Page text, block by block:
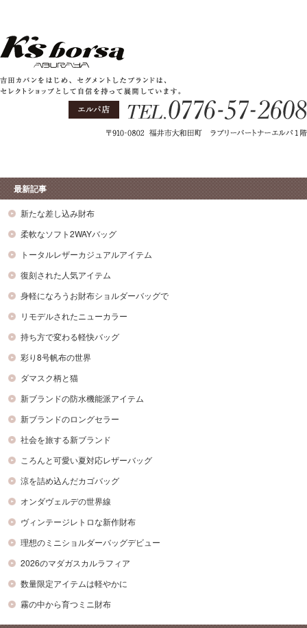
最新記事
新たな差し込み財布
柔軟なソフト2WAYバッグ
トータルレザーカジュアルアイテム
復刻された人気アイテム
身軽になろうお財布ショルダーバッグで
リモデルされたニューカラー
持ち方で変わる軽快バッグ
彩り8号帆布の世界
ダマスク柄と猫
新ブランドの防水機能派アイテム
新ブランドのロングセラー
社会を旅する新ブランド
ころんと可愛い夏対応レザーバッグ
涼を詰め込んだカゴバッグ
オンダヴェルデの世界線
ヴィンテージレトロな新作財布
理想のミニショルダーバッグデビュー
2026のマダガスカルラフィア
数量限定アイテムは軽やかに
霧の中から育つミニ財布